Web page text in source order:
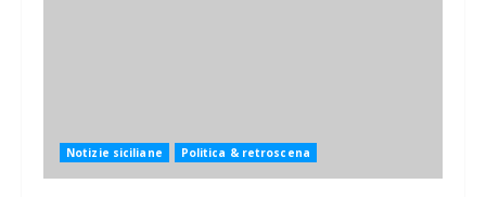
Notizie siciliane Politica & retroscena